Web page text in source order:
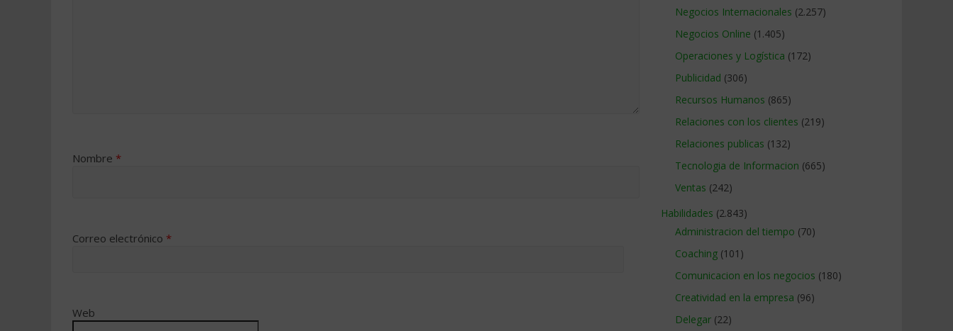
Nombre *
Correo electrónico *
Web
Negocios Internacionales (2.257)
Negocios Online (1.405)
Operaciones y Logística (172)
Publicidad (306)
Recursos Humanos (865)
Relaciones con los clientes (219)
Relaciones publicas (132)
Tecnologia de Informacion (665)
Ventas (242)
Habilidades (2.843)
Administracion del tiempo (70)
Coaching (101)
Comunicacion en los negocios (180)
Creatividad en la empresa (96)
Delegar (22)